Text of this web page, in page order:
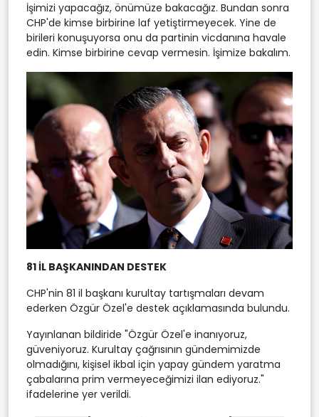
İşimizi yapacağız, önümüze bakacağız. Bundan sonra
CHP'de kimse birbirine laf yetiştirmeyecek. Yine de
birileri konuşuyorsa onu da partinin vicdanına havale
edin. Kimse birbirine cevap vermesin. İşimize bakalım.
81 İL BAŞKANINDAN DESTEK
CHP'nin 81 il başkanı kurultay tartışmaları devam
ederken Özgür Özel'e destek açıklamasında bulundu.
Yayınlanan bildiride "Özgür Özel'e inanıyoruz,
güveniyoruz. Kurultay çağrısının gündemimizde
olmadığını, kişisel ikbal için yapay gündem yaratma
çabalarına prim vermeyeceğimizi ilan ediyoruz."
ifadelerine yer verildi.